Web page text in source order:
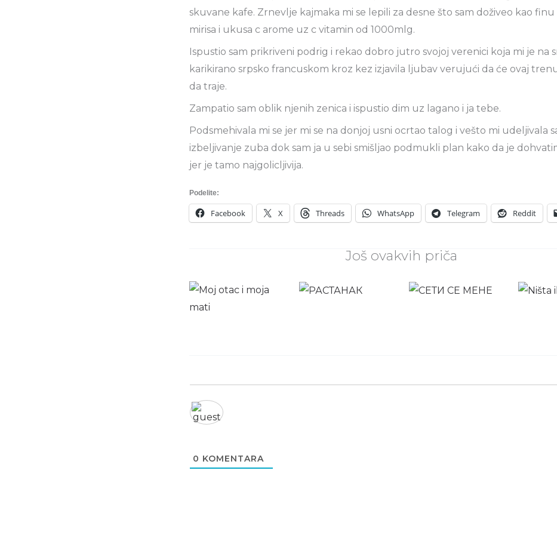
skuvane kafe. Zrnevlje kajmaka mi se lepili za desne što sam doživeo kao finu
mirisa i ukusa c arome uz c vitamin od 1000mlg.
Ispustio sam prikriveni podrig i rekao dobro jutro svojoj verenici koja mi je na
karikirano srpsko francuskom kroz kez izjavila ljubav verujući da će ovaj
da traje.
Zampatio sam oblik njenih zenica i ispustio dim uz lagano i ja tebe.
Podsmehivala mi se jer mi se na donjoj usni ocrtao talog i vešto mi udeljivala
izbeljivanje zuba dok sam ja u sebi smišljao podmukli plan kako da je
jer je tamo najgolicljivija.
Podelite:
Facebook X Threads WhatsApp Telegram Reddit
Još ovakvih priča
0 KOMENTARA